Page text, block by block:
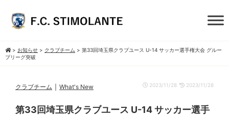
> お知らせ > クラブチーム > 第33回埼玉県クラブユース U-14 サッカー選手権大会 グルー
プリーグ突破
クラブチーム ｜ What's New 2023/11/28 2023/11/28
第33回埼玉県クラブユース U-14 サッカー選手